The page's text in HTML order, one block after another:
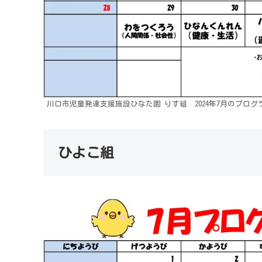
川口市児童発達支援施設ひなた園 りす組 2024年7月のプログ
ひよこ組